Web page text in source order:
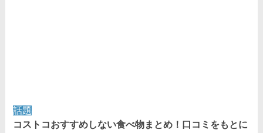
話題
コストコおすすめしない食べ物まとめ！口コミをもとに